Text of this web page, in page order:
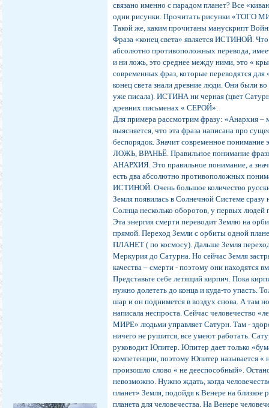
связано именно с парадом планет? Все
одни рисунки. Прочитать рисунки «ТОГО
Такой же, каким прочитаны манускрипт
Фраза «конец света» является ИСТИНОЙ.
абсолютно противоположных перевода,
и ни ложь, это среднее между ними, это «
современных фраз, которые переводятся
конец света знали древние люди. Они были
уже писала). ИСТИНА ни черная (цвет
древних письменах « СЕРОЙ».
Для примера рассмотрим фразу: «Анархия –
выясняется, что эта фраза написана про
беспорядок. Значит современное понимание
ЛОЖЬ, ВРАНЬЁ. Правильное понимание
АНАРХИЯ. Это правильное понимание, а
есть два абсолютно противоположных
ИСТИНОЙ. Очень большое количество
Земля появилась в Солнечной Системе
Солнца несколько оборотов, у первых людей
Эта энергия смерти переводит Землю на
прямой. Переход Земли с орбиты одной
ПЛАНЕТ ( по космосу). Дальше Земля
Меркурия до Сатурна. Но сейчас Земля
качества – смерти - поэтому они находятся
Представьте себе летящий кирпич. Пока
нужно долететь до конца и куда-то упасть.
шар и он поднимется в воздух снова. А там
написала неспроста. Сейчас человечество
МИРЕ» людьми управляет Сатурн. Там -
ничего не рушится, все умеют работать.
руководит Юпитер. Юпитер дает только
компетенции, поэтому Юпитер называется «
произошло слово « не дееспособный».
невозможно. Нужно ждать, когда
планет» Земля, подойдя к Венере на
планета для человечества. На Венере